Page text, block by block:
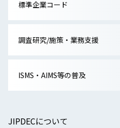
標準企業コード
調査研究/施策・業務支援
ISMS・AIMS等の普及
JIPDECについて